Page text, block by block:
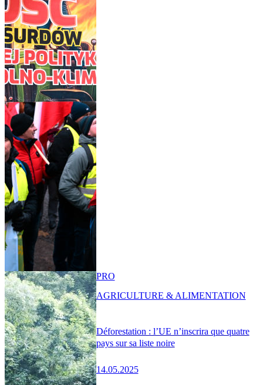
Déforestation : l’UE n’inscrira que quatre
pays sur sa liste noire
14.05.2025
PRO
AGRICULTURE & ALIMENTATION